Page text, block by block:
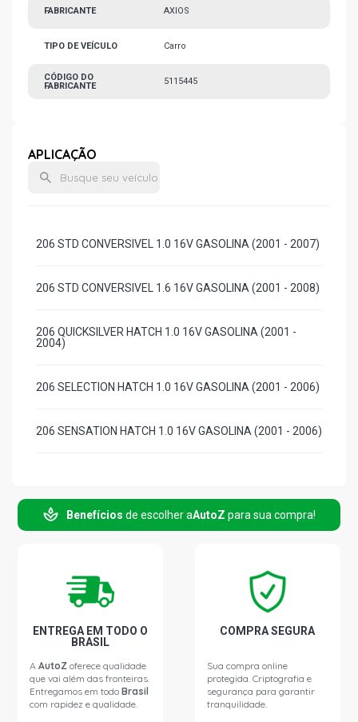
FABRICANTE AXIOS
TIPO DE VEÍCULO Carro
CÓDIGO DO
FABRICANTE
5115445
APLICAÇÃO
206 STD CONVERSIVEL 1.0 16V GASOLINA (2001 - 2007)
206 STD CONVERSIVEL 1.6 16V GASOLINA (2001 - 2008)
206 QUICKSILVER HATCH 1.0 16V GASOLINA (2001 -
2004)
206 SELECTION HATCH 1.0 16V GASOLINA (2001 - 2006)
206 SENSATION HATCH 1.0 16V GASOLINA (2001 - 2006)
206 TECHNO HATCH 1.0 16V GASOLINA (2003 - 2004)
2008)
206 PRESENCE HATCH 1.4 8V TU3JP(KFV) FLEX (2004 -
2008)
Benefícios de escolher aAutoZ para sua compra!
ENTREGA EM TODO O
BRASIL
AAutoZ oferece qualidade
que vai além das fronteiras.
Entregamos em todoBrasil
com rapidez e qualidade.
COMPRA SEGURA
Sua compra online
protegida. Criptografia e
segurança para garantir
tranquilidade.